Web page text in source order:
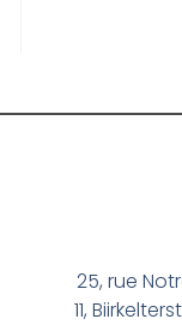
25, rue
11,